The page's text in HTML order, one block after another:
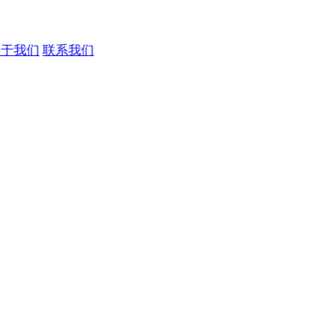
我们 联系我们